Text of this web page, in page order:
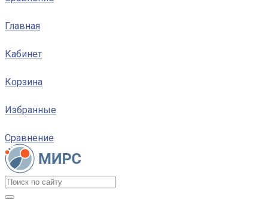
Главная
Кабинет
Корзина
Избранные
Сравнение